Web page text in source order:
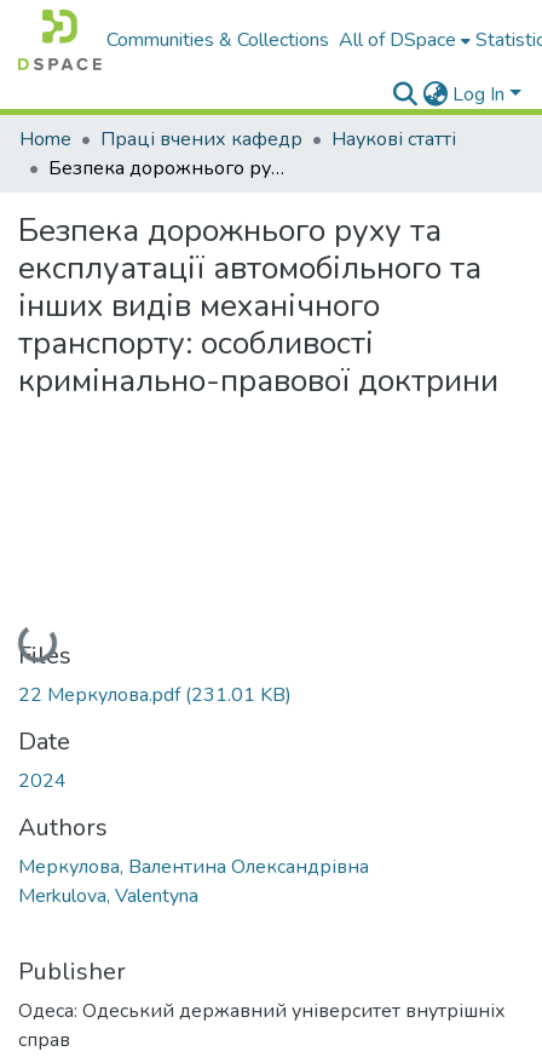
Communities & Collections All of DSpace
Log In
Home
Праці вчених кафедр
Наукові статті
Безпека дорожнього руху та експлуатації автомобільного та інших видів механічного транспорту: особливості кримінально-правової доктрини
Безпека дорожнього руху та
експлуатації автомобільного та
інших видів механічного
транспорту: особливості
кримінально-правової доктрини
Loading...
Files
22 Меркулова.pdf(231.01 KB)
Date
2024
Authors
Меркулова, Валентина Олександрівна
Merkulova, Valentyna
Publisher
Одеса: Одеський державний університет внутрішніх
справ